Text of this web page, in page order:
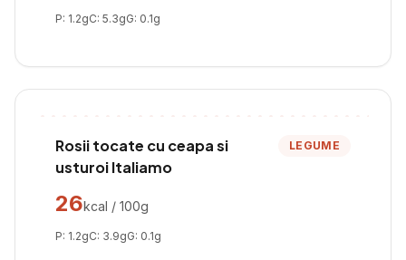
P: 1.2gC: 5.3gG: 0.1g
Rosii tocate cu ceapa si
usturoi Italiamo
LEGUME
26kcal / 100g
P: 1.2gC: 3.9gG: 0.1g